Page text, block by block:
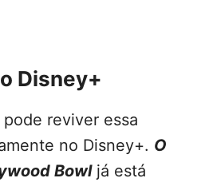
Disney+
reviver essa
no Disney+. O
Bowl já está